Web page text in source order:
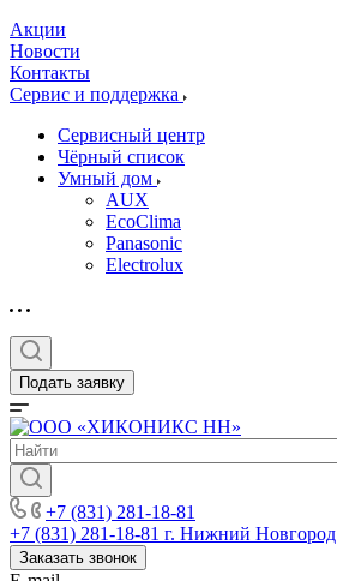
Акции
Новости
Контакты
Сервис и поддержка
Сервисный центр
Чёрный список
Умный дом
AUX
EcoClima
Panasonic
Electrolux
Подать заявку
+7 (831) 281-18-81
+7 (831) 281-18-81 г. Нижний Новгород
Заказать звонок